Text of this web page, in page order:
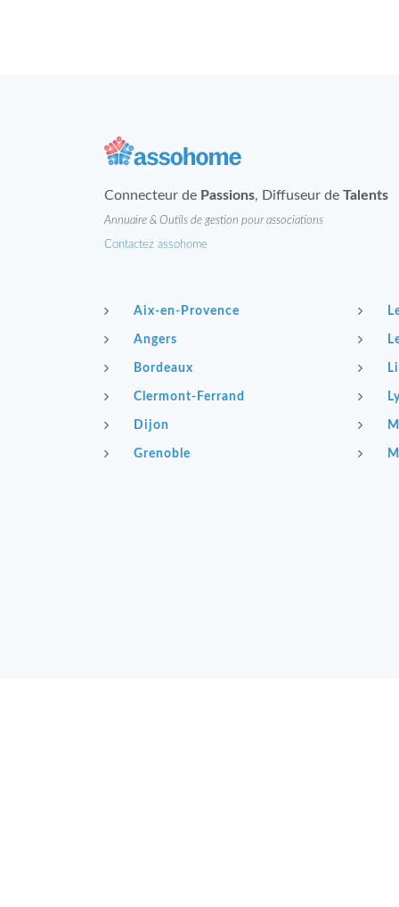
Connecteur de Passions, Diffuseur de Talents
Annuaire & Outils de gestion pour associations
Contactez assohome
Aix-en-Provence
Angers
Bordeaux
Clermont-Ferrand
Dijon
Grenoble